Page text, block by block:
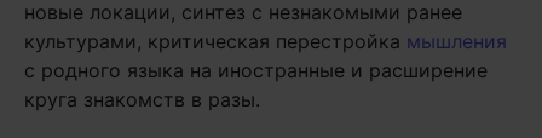
новые локации, синтез с незнакомыми ранее
культурами, критическая перестройка мышления
с родного языка на иностранные и расширение
круга знакомств в разы.